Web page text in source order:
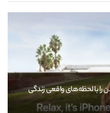
را با لحظه‌های واقعی زندگی